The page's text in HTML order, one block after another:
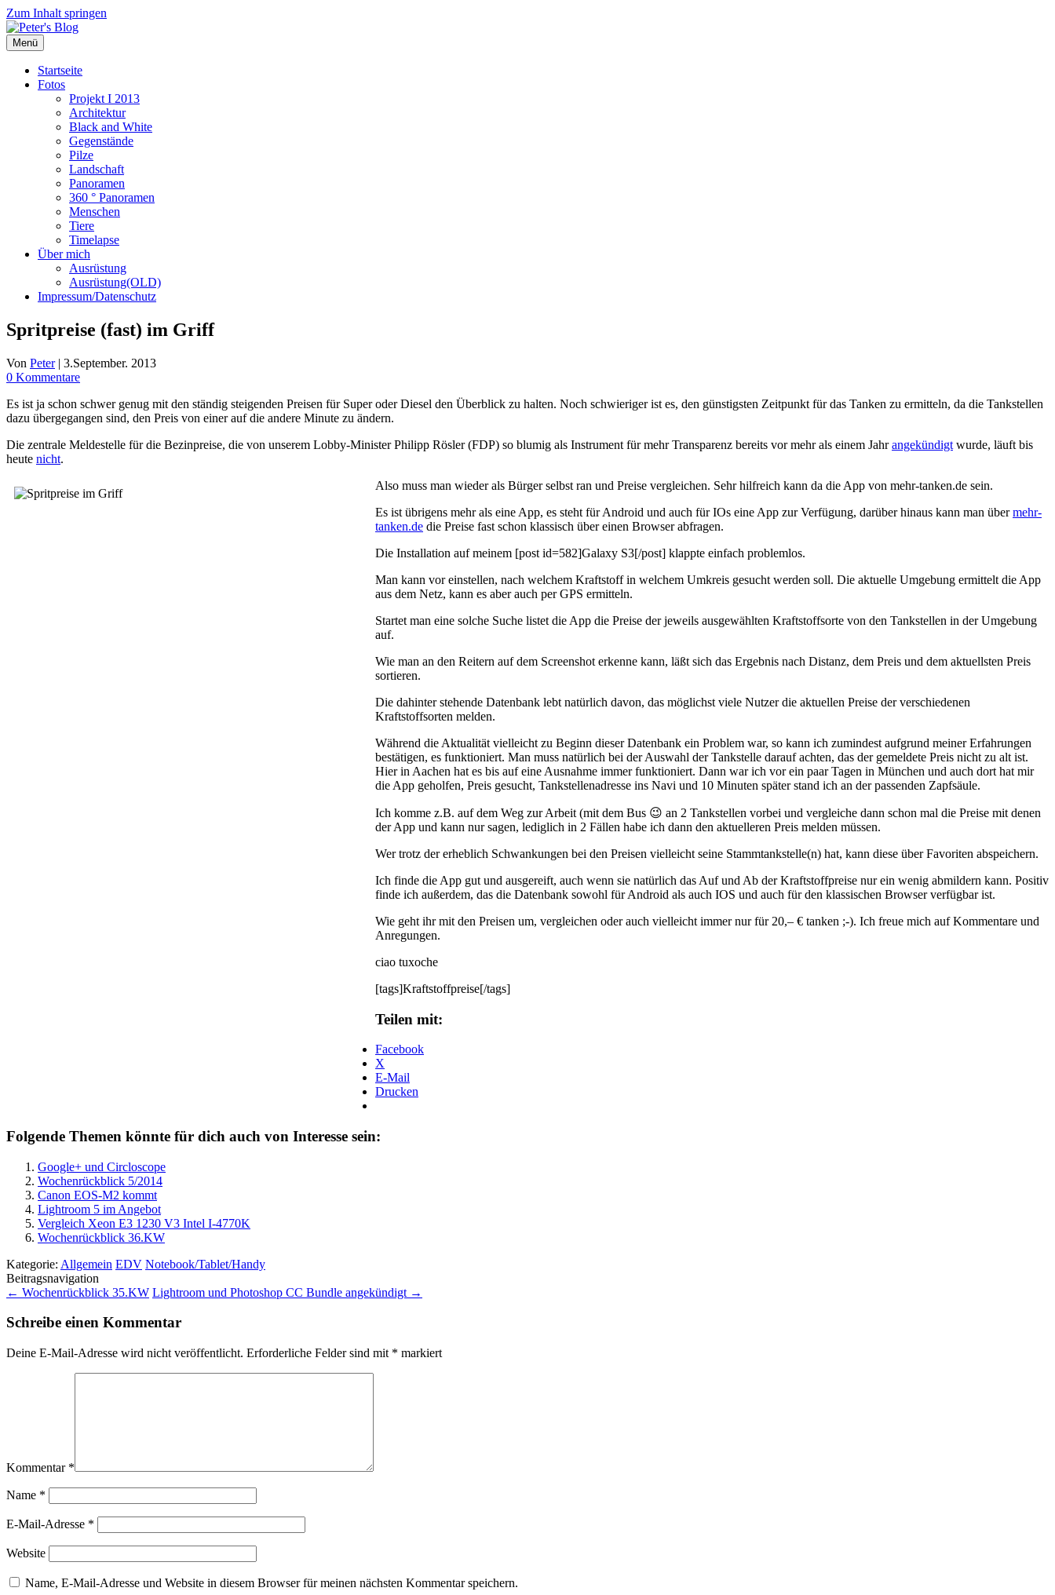
Zum Inhalt springen
Menü
Startseite
Fotos
Projekt I 2013
Architektur
Black and White
Gegenstände
Pilze
Landschaft
Panoramen
360 ° Panoramen
Menschen
Tiere
Timelapse
Über mich
Ausrüstung
Ausrüstung(OLD)
Impressum/Datenschutz
Spritpreise (fast) im Griff
Von Peter | 3.September. 2013
0 Kommentare
Es ist ja schon schwer genug mit den ständig steigenden Preisen für Super oder Diesel den Überblick zu halten. Noch schwieriger ist es, den günstigsten Zeitpunkt für das Tanken zu ermitteln, da die Tankstellen
dazu übergegangen sind, den Preis von einer auf die andere Minute zu ändern.
Die zentrale Meldestelle für die Bezinpreise, die von unserem Lobby-Minister Philipp Rösler (FDP) so blumig als Instrument für mehr Transparenz bereits vor mehr als einem Jahrangekündigt wurde, läuft bis
heute nicht.
Also muss man wieder als Bürger selbst ran und Preise vergleichen. Sehr hilfreich kann da die App von mehr-tanken.de sein.
Es ist übrigens mehr als eine App, es steht für Android und auch für IOs eine App zur Verfügung, darüber hinaus kann man übermehr-
tanken.de die Preise fast schon klassisch über einen Browser abfragen.
Die Installation auf meinem [post id=582]Galaxy S3[/post] klappte einfach problemlos.
Man kann vor einstellen, nach welchem Kraftstoff in welchem Umkreis gesucht werden soll. Die aktuelle Umgebung ermittelt die App
aus dem Netz, kann es aber auch per GPS ermitteln.
Startet man eine solche Suche listet die App die Preise der jeweils ausgewählten Kraftstoffsorte von den Tankstellen in der Umgebung
auf.
Wie man an den Reitern auf dem Screenshot erkenne kann, läßt sich das Ergebnis nach Distanz, dem Preis und dem aktuellsten Preis
sortieren.
Die dahinter stehende Datenbank lebt natürlich davon, das möglichst viele Nutzer die aktuellen Preise der verschiedenen
Kraftstoffsorten melden.
Während die Aktualität vielleicht zu Beginn dieser Datenbank ein Problem war, so kann ich zumindest aufgrund meiner Erfahrungen
bestätigen, es funktioniert. Man muss natürlich bei der Auswahl der Tankstelle darauf achten, das der gemeldete Preis nicht zu alt ist.
Hier in Aachen hat es bis auf eine Ausnahme immer funktioniert. Dann war ich vor ein paar Tagen in München und auch dort hat mir
die App geholfen, Preis gesucht, Tankstellenadresse ins Navi und 10 Minuten später stand ich an der passenden Zapfsäule.
Ich komme z.B. auf dem Weg zur Arbeit (mit dem Bus 😉 an 2 Tankstellen vorbei und vergleiche dann schon mal die Preise mit denen
der App und kann nur sagen, lediglich in 2 Fällen habe ich dann den aktuelleren Preis melden müssen.
Wer trotz der erheblich Schwankungen bei den Preisen vielleicht seine Stammtankstelle(n) hat, kann diese über Favoriten abspeichern.
Ich finde die App gut und ausgereift, auch wenn sie natürlich das Auf und Ab der Kraftstoffpreise nur ein wenig abmildern kann. Positiv
finde ich außerdem, das die Datenbank sowohl für Android als auch IOS und auch für den klassischen Browser verfügbar ist.
Wie geht ihr mit den Preisen um, vergleichen oder auch vielleicht immer nur für 20,– € tanken ;-). Ich freue mich auf Kommentare und
Anregungen.
ciao tuxoche
[tags]Kraftstoffpreise[/tags]
Teilen mit:
Facebook
X
E-Mail
Drucken
Folgende Themen könnte für dich auch von Interesse sein:
Google+ und Circloscope
Wochenrückblick 5/2014
Canon EOS-M2 kommt
Lightroom 5 im Angebot
Vergleich Xeon E3 1230 V3 Intel I-4770K
Wochenrückblick 36.KW
Kategorie: Allgemein EDV Notebook/Tablet/Handy
Beitragsnavigation
← Wochenrückblick 35.KW Lightroom und Photoshop CC Bundle angekündigt →
Schreibe einen Kommentar
Deine E-Mail-Adresse wird nicht veröffentlicht. Erforderliche Felder sind mit * markiert
Kommentar *
Name *
E-Mail-Adresse *
Website
Name, E-Mail-Adresse und Website in diesem Browser für meinen nächsten Kommentar speichern.